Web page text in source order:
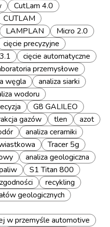
CutLam 4.0
CUTLAM
LAMPLAN
Micro 2.0
cięcie precyzyjne
3.1
cięcie automatyczne
przemysłowe
węgla
analiza siarki
wodoru
G8 GALILEO
gazów tlen
azot
analiza ceramiki
Tracer 5g
analiza geologiczna
S1 Titan 800
recykling
geologicznych
w przemyśle automotive